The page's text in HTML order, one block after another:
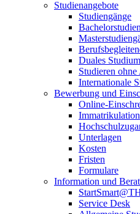
Studienangebote
Studiengänge
Duales Studium
Studieren
Internationale
Bewerbung und
Online-
Immatrikulation
Unterlagen
Kosten
Fristen
Formulare
Information und
Service Desk